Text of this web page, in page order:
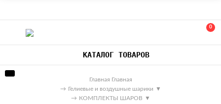
0
КАТАЛОГ ТОВАРОВ
Главная Главная
→ Гелиевые и воздушные шарики ▼
→ КОМПЛЕКТЫ ШАРОВ ▼